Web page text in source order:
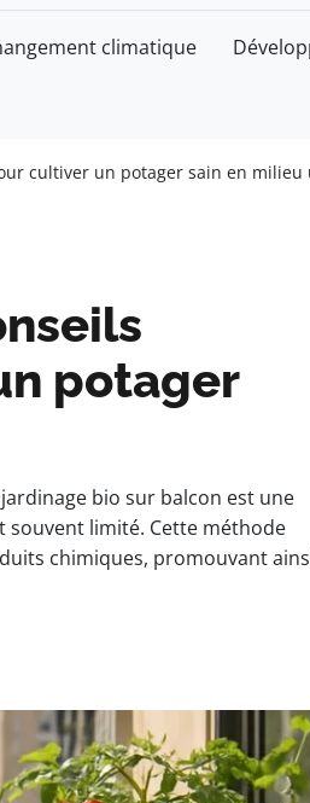
climatique
cultiver un potager sain en milieu
potager
bio sur balcon est une
souvent limité. Cette méthode
chimiques, promouvant